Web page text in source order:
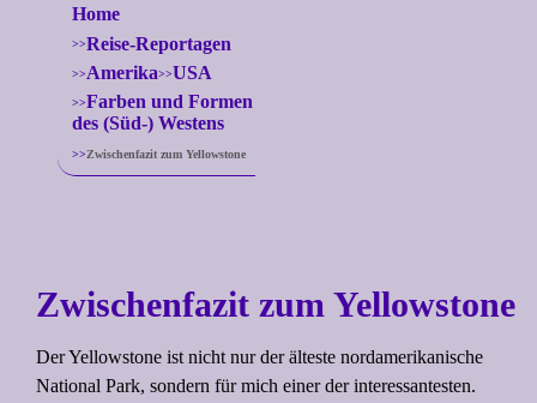
Home
Reise-Reportagen
Amerika
USA
Farben und Formen
des (Süd-) Westens
Zwischenfazit zum Yellowstone
Zwischenfazit zum Yellowstone
Der Yellowstone ist nicht nur der älteste nordamerikanische
National Park, sondern für mich einer der interessantesten.